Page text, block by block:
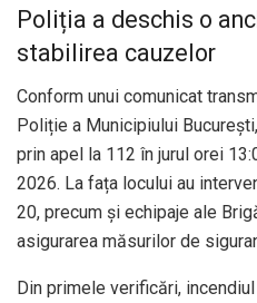
Poliția a deschis o
stabilirea cauzelor
Conform unui comunicat
Poliție a Municipiului
prin apel la 112 în jurul orei
2026. La fața locului au
20, precum și echipaje ale
asigurarea măsurilor de
Din primele verificări,